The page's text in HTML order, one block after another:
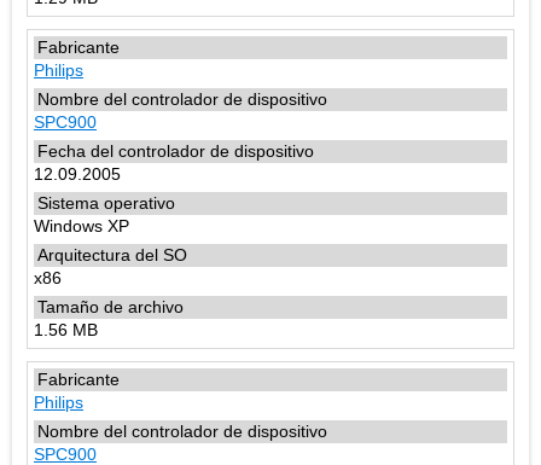
Philips
SPC900
12.09.2005
Windows XP
x86
1.56 MB
Philips
SPC900